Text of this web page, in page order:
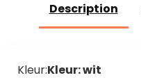
Description
Kleur:Kleur: wit